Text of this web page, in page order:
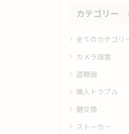
カテゴリー
全てのカテゴリ
カメラ設置
盗聴器
隣人トラブル
鍵交換
ストーカー